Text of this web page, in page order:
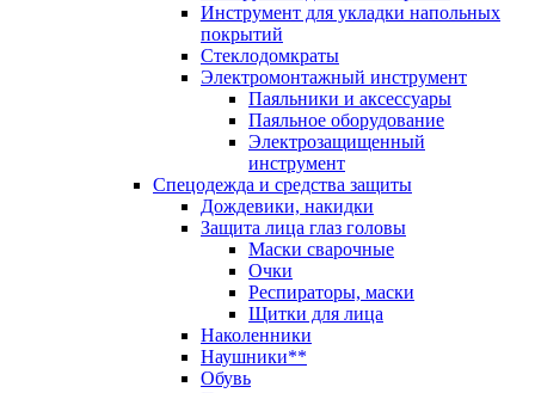
Инструмент для укладки напольных
покрытий
Стеклодомкраты
Электромонтажный инструмент
Паяльники и аксессуары
Паяльное оборудование
Электрозащищенный
инструмент
Спецодежда и средства защиты
Дождевики, накидки
Защита лица глаз головы
Маски сварочные
Очки
Респираторы, маски
Щитки для лица
Наколенники
Наушники**
Обувь